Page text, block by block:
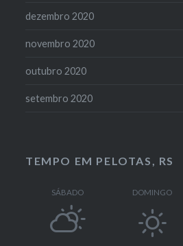
dezembro 2020
novembro 2020
outubro 2020
setembro 2020
TEMPO EM PELOTAS, RS
SÁBADO DOMINGO